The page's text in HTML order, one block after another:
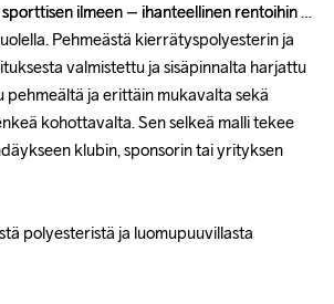
sporttisen ilmeen – ihanteellinen rentoihin
Pehmeästä kierrätyspolyesterin ja
valmistettu ja sisäpinnalta harjattu
ja erittäin mukavalta sekä
kohottavalta. Sen selkeä malli tekee
klubin, sponsorin tai yrityksen
polyesteristä ja luomupuuvillasta
sporttisen ilmeen – ihanteellinen rentoihin
Pehmeästä kierrätyspolyesterin ja
valmistettu ja sisäpinnalta harjattu
ja erittäin mukavalta sekä
kohottavalta. Sen selkeä malli tekee
klubin, sponsorin tai yrityksen
polyesteristä ja luomupuuvillasta